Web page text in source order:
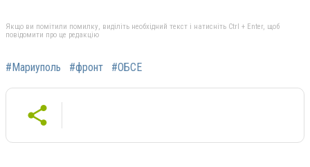
Якщо ви помітили помилку, виділіть необхідний текст і натисніть Ctrl + Enter, щоб
повідомити про це редакцію
#Мариуполь #фронт #ОБСЕ